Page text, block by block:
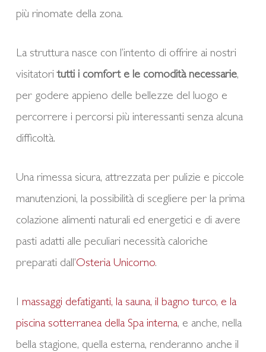
più rinomate della zona.
La struttura nasce con l’intento di offrire ai nostri
visitatoritutti i comfort e le comodità necessarie,
per godere appieno delle bellezze del luogo e
percorrere i percorsi più interessanti senza alcuna
difficoltà.
Una rimessa sicura, attrezzata per pulizie e piccole
manutenzioni, la possibilità di scegliere per la prima
colazione alimenti naturali ed energetici e di avere
pasti adatti alle peculiari necessità caloriche
preparati dall’Osteria Unicorno.
I massaggi defatiganti, la sauna, il bagno turco, e la
piscina sotterranea della Spa interna, e anche, nella
bella stagione, quella esterna, renderanno anche il